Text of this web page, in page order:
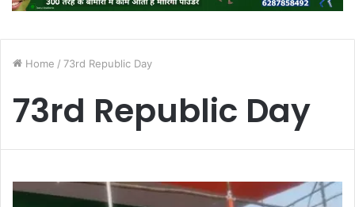
Home / 73rd Republic Day
73rd Republic Day